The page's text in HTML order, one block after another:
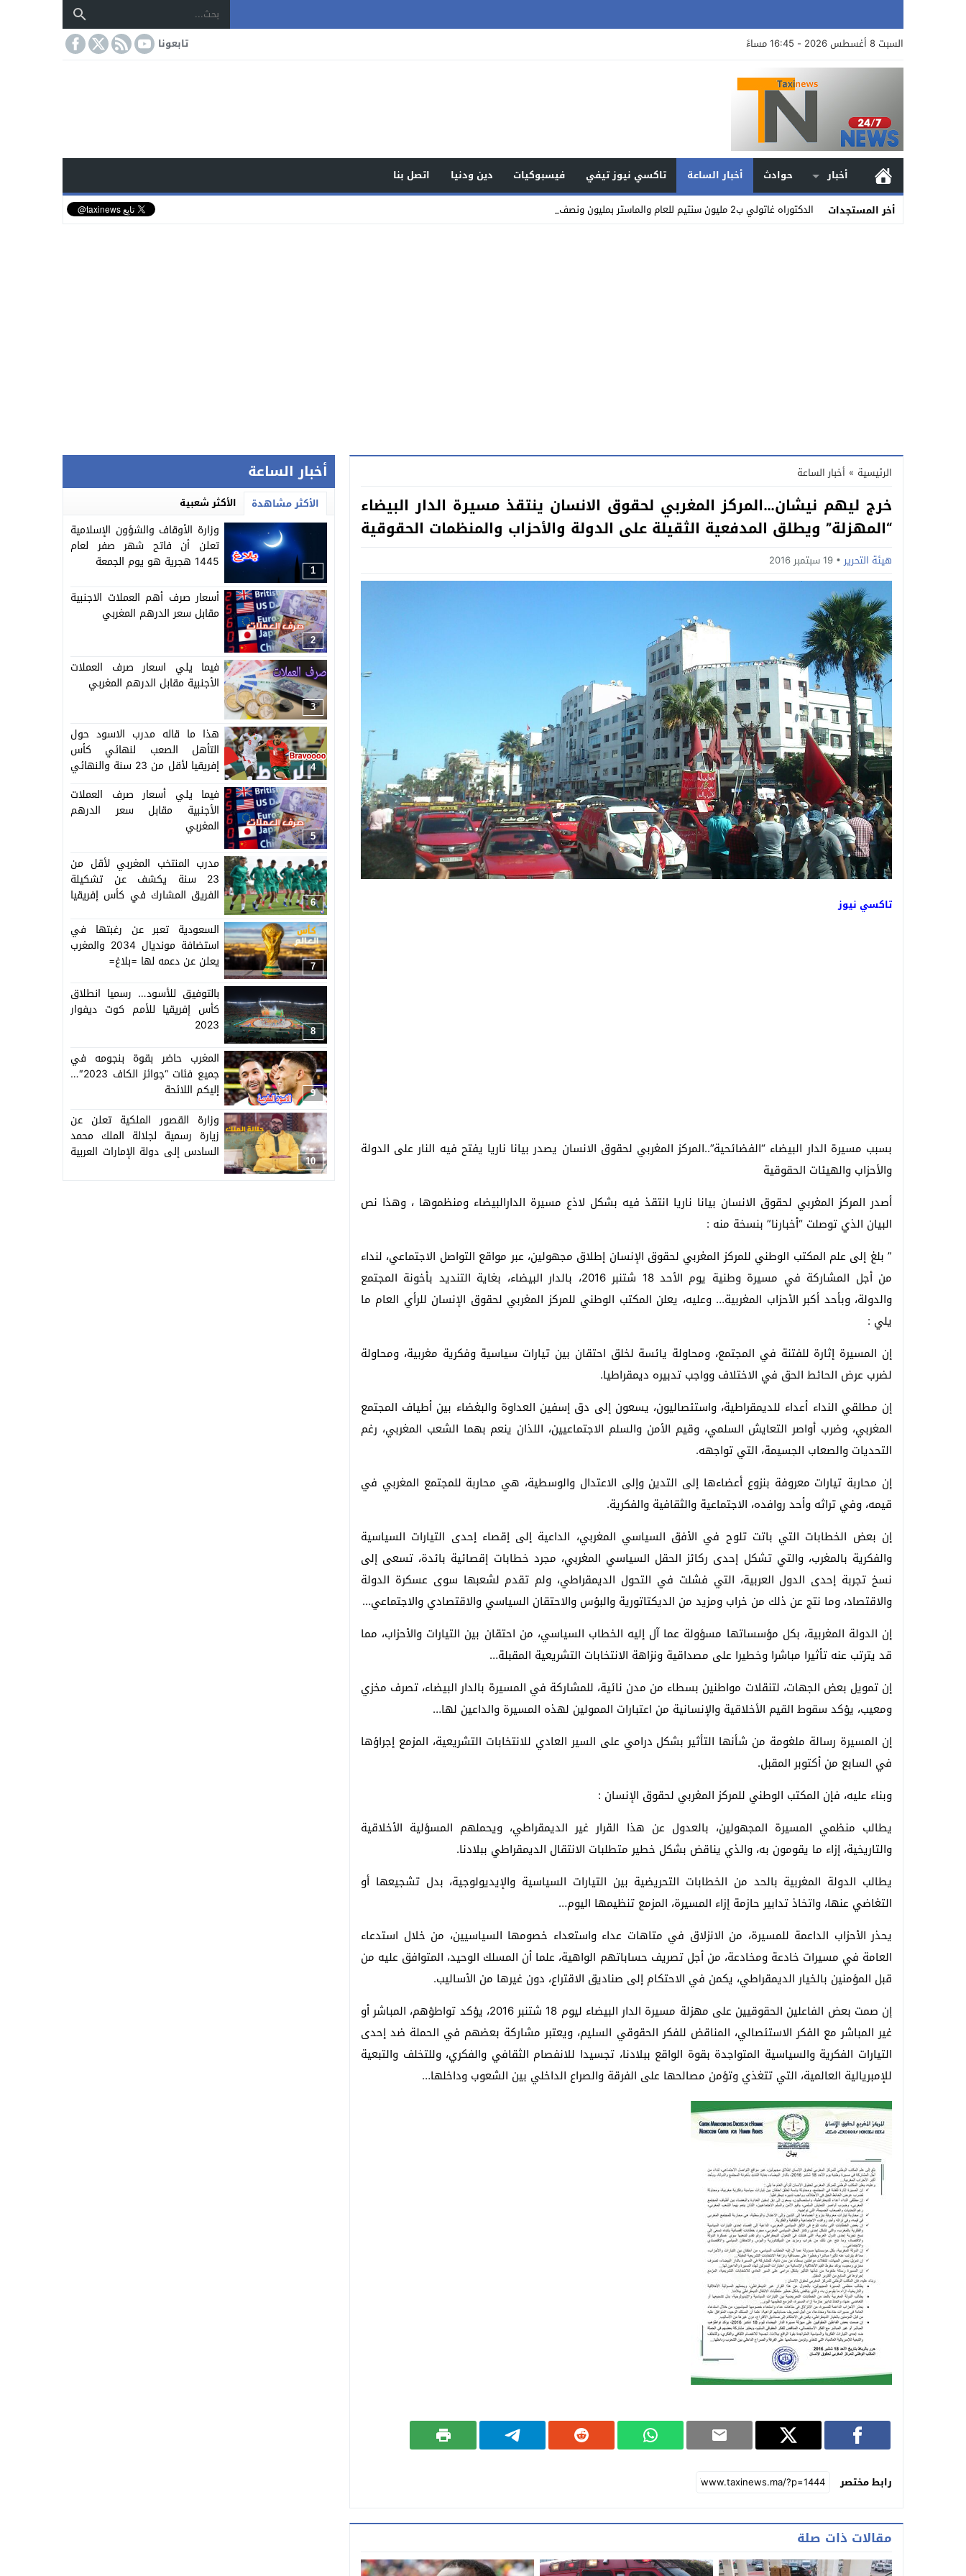
السبت 8 أغسطس 2026 - 16:45 مساءً تابعونا
أخبار حوادث أخبار الساعة تاكسي نيوز تيفي فيسبوكيات دين ودنيا
اتصل بنا
أخر المستجدات
الدكتوراه غاتولي ب2 مليون سنتيم للعام والماستر بمليون ونصف… جمعية حقوقية_
الرئيسية » أخبار الساعة
خرج ليهم نيشان…المركز المغربي لحقوق الانسان ينتقذ مسيرة الدار البيضاء
“المهزلة” ويطلق المدفعية الثقيلة على الدولة والأحزاب والمنظمات الحقوقية
هيئة التحرير 19 سبتمبر 2016
تاكسي نيوز
بسبب مسيرة الدار البيضاء “الفضائحية”..المركز المغربي لحقوق الانسان يصدر بيانا ناريا يفتح فيه النار على الدولة
والأحزاب والهيئات الحقوقية
أصدر المركز المغربي لحقوق الانسان بيانا ناريا انتقذ فيه بشكل لاذع مسيرة الدارالبيضاء ومنظموها ، وهذا نص
البيان الذي توصلت “أخبارنا” بنسخة منه :
” بلغ إلى علم المكتب الوطني للمركز المغربي لحقوق الإنسان إطلاق مجهولين، عبر مواقع التواصل الاجتماعي، لنداء
من أجل المشاركة في مسيرة وطنية يوم الأحد 18 شتنبر 2016، بالدار البيضاء، بغاية التنديد بأخونة المجتمع
والدولة، وبأحد أكبر الأحزاب المغربية… وعليه، يعلن المكتب الوطني للمركز المغربي لحقوق الإنسان للرأي العام ما
يلي :
إن المسيرة إثارة للفتنة في المجتمع، ومحاولة يائسة لخلق احتقان بين تيارات سياسية وفكرية مغربية، ومحاولة
لضرب عرض الحائط الحق في الاختلاف وواجب تدبيره ديمقراطيا.
إن مطلقي النداء أعداء للديمقراطية، واستئصاليون، يسعون إلى دق إسفين العداوة والبغضاء بين أطياف المجتمع
المغربي، وضرب أواصر التعايش السلمي، وقيم الأمن والسلم الاجتماعيين، اللذان ينعم بهما الشعب المغربي، رغم
التحديات والصعاب الجسيمة، التي تواجهه.
إن محاربة تيارات معروفة بنزوع أعضاءها إلى التدين وإلى الاعتدال والوسطية، هي محاربة للمجتمع المغربي في
قيمه، وفي تراثه وأحد روافده، الاجتماعية والثقافية والفكرية.
إن بعض الخطابات التي باتت تلوح في الأفق السياسي المغربي، الداعية إلى إقصاء إحدى التيارات السياسية
والفكرية بالمغرب، والتي تشكل إحدى ركائز الحقل السياسي المغربي، مجرد خطابات إقصائية بائدة، تسعى إلى
نسخ تجربة إحدى الدول العربية، التي فشلت في التحول الديمقراطي، ولم تقدم لشعبها سوى عسكرة الدولة
والاقتصاد، وما نتج عن ذلك من خراب ومزيد من الديكتاتورية والبؤس والاحتقان السياسي والاقتصادي والاجتماعي…
إن الدولة المغربية، بكل مؤسساتها مسؤولة عما آل إليه الخطاب السياسي، من احتقان بين التيارات والأحزاب، مما
قد يترتب عنه تأثيرا مباشرا وخطيرا على مصداقية ونزاهة الانتخابات التشريعية المقبلة…
إن تمويل بعض الجهات، لتنقلات مواطنين بسطاء من مدن نائية، للمشاركة في المسيرة بالدار البيضاء، تصرف مخزي
ومعيب، يؤكد سقوط القيم الأخلاقية والإنسانية من اعتبارات الممولين لهذه المسيرة والداعين لها…
إن المسيرة رسالة ملغومة من شأنها التأثير بشكل درامي على السير العادي للانتخابات التشريعية، المزمع إجراؤها
في السابع من أكتوبر المقبل.
وبناء عليه، فإن المكتب الوطني للمركز المغربي لحقوق الإنسان :
يطالب منظمي المسيرة المجهولين، بالعدول عن هذا القرار غير الديمقراطي، ويحملهم المسؤلية الأخلاقية
والتاريخية، إزاء ما يقومون به، والذي يناقض بشكل خطير متطلبات الانتقال الديمقراطي ببلادنا.
يطالب الدولة المغربية بالحد من الخطابات التحريضية بين التيارات السياسية والإيديولوجية، بدل تشجيعها أو
التغاضي عنها، واتخاذ تدابير حازمة إزاء المسيرة، المزمع تنظيمها اليوم…
يحذر الأحزاب الداعمة للمسيرة، من الانزلاق في متاهات عداء واستعداء خصومها السياسيين، من خلال استدعاء
العامة في مسيرات خادعة ومخادعة، من أجل تصريف حساباتهم الواهية، علما أن المسلك الوحيد، المتوافق عليه من
قبل المؤمنين بالخيار الديمقراطي، يكمن في الاحتكام إلى صناديق الاقتراع، دون غيرها من الأساليب.
إن صمت بعض الفاعلين الحقوقيين على مهزلة مسيرة الدار البيضاء ليوم 18 شتنبر 2016، يؤكد تواطؤهم، المباشر أو
غير المباشر مع الفكر الاستئصالي، المناقض للفكر الحقوقي السليم، ويعتبر مشاركة بعضهم في الحملة ضد إحدى
التيارات الفكرية والسياسية المتواجدة بقوة الواقع ببلادنا، تجسيدا للانفصام الثقافي والفكري، وللتخلف والتبعية
للإمبريالية العالمية، التي تتغذي وتؤمن مصالحها على الفرقة والصراع الداخلي بين الشعوب وداخلها…
رابط مختصر
مقالات ذات صلة
أخبار الساعة
الأكثر مشاهدة الأكثر شعبية
1
وزارة الأوقاف والشؤون الإسلامية
تعلن أن فاتح شهر صفر لعام
1445 هجرية هو يوم الجمعة
2
أسعار صرف أهم العملات الاجنبية
مقابل سعر الدرهم المغربي
3
فيما يلي اسعار صرف العملات
الأجنبية مقابل الدرهم المغربي
4
هذا ما قاله مدرب الاسود حول
التأهل الصعب لنهائي كأس
إفريقيا لأقل من 23 سنة والنهائي
5
فيما يلي أسعار صرف العملات
الأجنبية مقابل سعر الدرهم
المغربي
6
مدرب المنتخب المغربي لأقل من
23 سنة يكشف عن تشكيلة
الفريق المشارك في كأس إفريقيا
7
السعودية تعبر عن رغبتها في
استضافة مونديال 2034 والمغرب
يعلن عن دعمه لها =بلاغ=
8
بالتوفيق للأسود… رسميا انطلاق
كأس إفريقيا للأمم كوت ديفوار
2023
9
المغرب حاضر بقوة بنجومه في
جميع فئات “جوائز الكاف 2023″…
إليكم اللائحة
10
وزارة القصور الملكية تعلن عن
زيارة رسمية لجلالة الملك محمد
السادس إلى دولة الإمارات العربية